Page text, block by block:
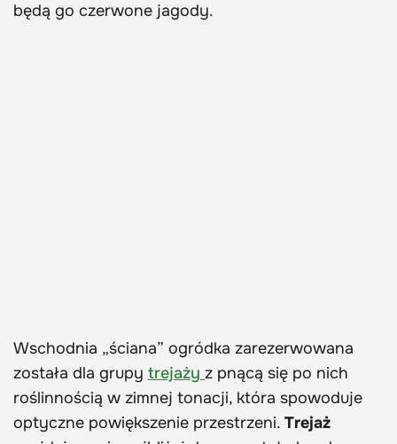
będą go czerwone jagody.
Wschodnia „ściana” ogródka zarezerwowana
została dla grupy trejaży z pnącą się po nich
roślinnością w zimnej tonacji, która spowoduje
optyczne powiększenie przestrzeni. Trejaż